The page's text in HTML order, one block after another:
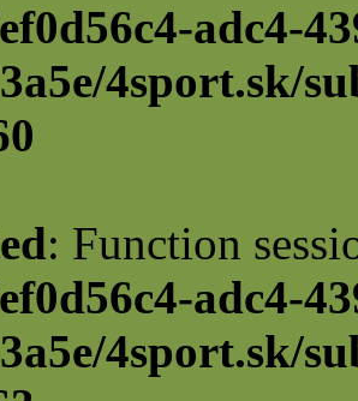
adc4-
4sport.sk/
: Function
adc4-
4sport.sk/